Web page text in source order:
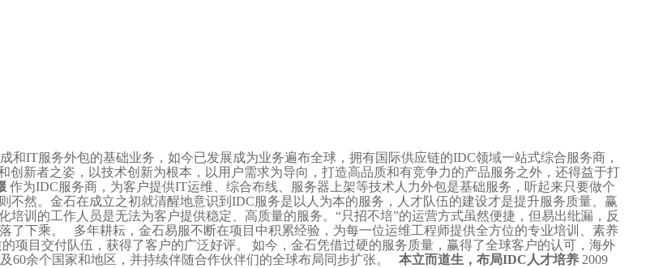
和IT服务外包的基础业务，如今已发展成为业务遍布全球，拥有国际供应链的IDC领域一站式综合服务商，
新者之姿，以技术创新为根本，以用户需求为导向，打造高品质和有竞争力的产品服务之外，还得益于打
作为IDC服务商，为客户提供IT运维、综合布线、服务器上架等技术人力外包是基础服务，听起来只要做个
不然。金石在成立之初就清醒地意识到IDC服务是以人为本的服务，人才队伍的建设才是提升服务质量、赢
训的工作人员是无法为客户提供稳定、高质量的服务。“只招不培”的运营方式虽然便捷，但易出纰漏，反
了下乘。 多年耕耘，金石易服不断在项目中积累经验，为每一位运维工程师提供全方位的专业培训、素养
项目交付队伍，获得了客户的广泛好评。 如今，金石凭借过硬的服务质量，赢得了全球客户的认可，海外
60余个国家和地区，并持续伴随合作伙伴们的全球布局同步扩张。 本立而道生，布局IDC人才培养 2009